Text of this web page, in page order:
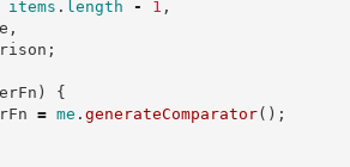
items . length - 1 ,
,
;
)
{
= me . generateComparator( ) ;